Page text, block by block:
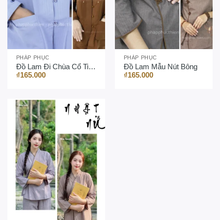
PHÁP PHỤC
Đồ Lam Đi Chùa Cổ Tim Thêu Hoa
₫165.000
PHÁP PHỤC
Đồ Lam Mẫu Nút Bông
₫165.000